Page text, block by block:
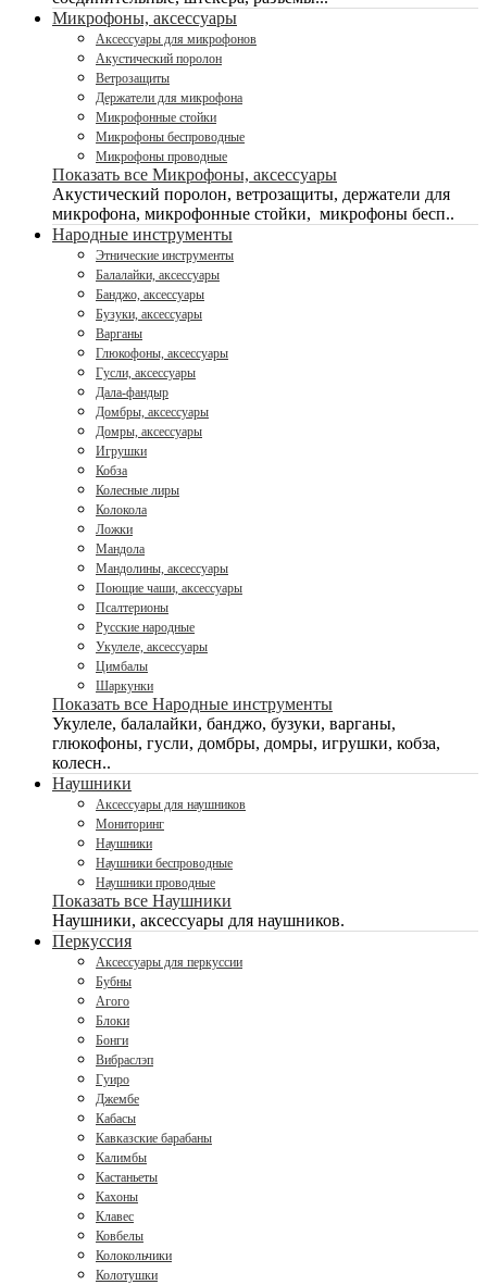
Микрофоны, аксессуары
Аксессуары для микрофонов
Акустический поролон
Ветрозащиты
Держатели для микрофона
Микрофонные стойки
Микрофоны беспроводные
Микрофоны проводные
Показать все Микрофоны, аксессуары
Акустический поролон, ветрозащиты, держатели для
микрофона, микрофонные стойки, микрофоны бесп..
Народные инструменты
Этнические инструменты
Балалайки, аксессуары
Банджо, аксессуары
Бузуки, аксессуары
Варганы
Глюкофоны, аксессуары
Гусли, аксессуары
Дала-фандыр
Домбры, аксессуары
Домры, аксессуары
Игрушки
Кобза
Колесные лиры
Колокола
Ложки
Мандола
Мандолины, аксессуары
Поющие чаши, аксессуары
Псалтерионы
Русские народные
Укулеле, аксессуары
Цимбалы
Шаркунки
Показать все Народные инструменты
Укулеле, балалайки, банджо, бузуки, варганы,
глюкофоны, гусли, домбры, домры, игрушки, кобза,
колесн..
Наушники
Аксессуары для наушников
Мониторинг
Наушники
Наушники беспроводные
Наушники проводные
Показать все Наушники
Наушники, аксессуары для наушников.
Перкуссия
Аксессуары для перкуссии
Бубны
Агого
Блоки
Бонги
Вибраслэп
Гуиро
Джембе
Кабасы
Кавказские барабаны
Калимбы
Кастаньеты
Кахоны
Клавес
Ковбелы
Колокольчики
Колотушки